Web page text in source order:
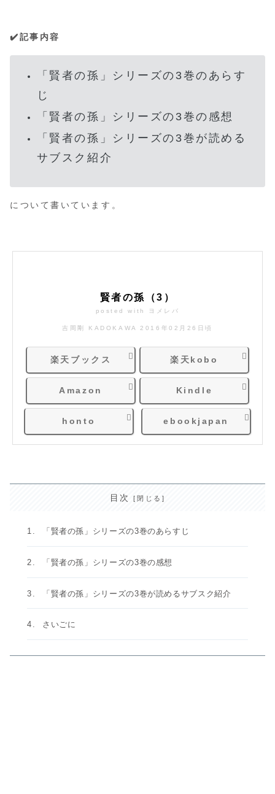
✔️記事内容
「賢者の孫」シリーズの3巻のあらす
じ
「賢者の孫」シリーズの3巻の感想
「賢者の孫」シリーズの3巻が読める
サブスク紹介
について書いています。
賢者の孫（3）
posted with ヨメレバ
吉岡剛 KADOKAWA 2016年02月26日頃
楽天ブックス 楽天kobo
Amazon Kindle
honto ebookjapan
目次
「賢者の孫」シリーズの3巻のあらすじ
「賢者の孫」シリーズの3巻の感想
「賢者の孫」シリーズの3巻が読めるサブスク紹介
さいごに